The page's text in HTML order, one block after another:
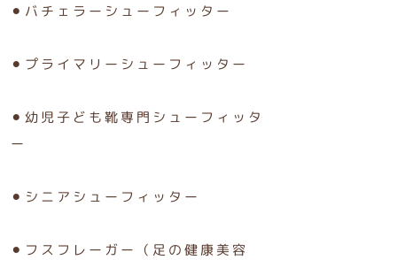
⚫︎バチェラーシューフィッター
⚫︎プライマリーシューフィッター
⚫︎幼児子ども靴専門シューフィッタ
ー
⚫︎シニアシューフィッター
⚫︎フスフレーガー（足の健康美容